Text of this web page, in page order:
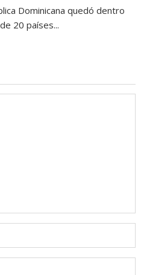
Dominicana quedó dentro
20 países...